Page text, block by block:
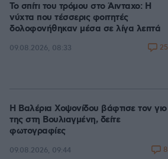
Το σπίτι του τρόμου στο Άινταχο: Η
νύχτα που τέσσερις φοιτητές
δολοφονήθηκαν μέσα σε λίγα λεπτά
09.08.2026, 08:33 25
Η Βαλέρια Χοψονίδου βάφτισε τον γιο
της στη Βουλιαγμένη, δείτε
φωτογραφίες
09.08.2026, 09:44 8